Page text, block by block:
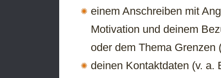
einem Anschreiben mit
Motivation und deinem
oder dem Thema
deinen Kontaktdaten (v. a.